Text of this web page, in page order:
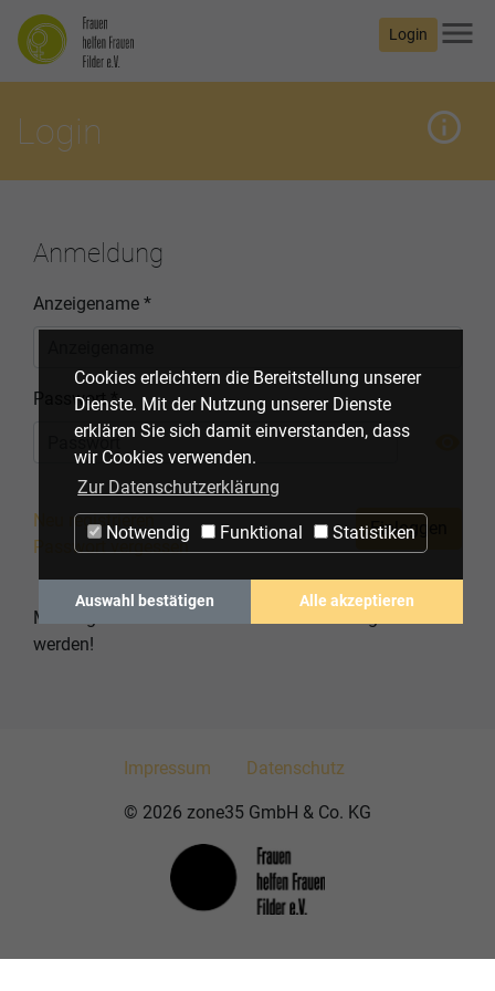
Cookies erleichtern die Bereitstellung unserer
Dienste. Mit der Nutzung unserer Dienste
erklären Sie sich damit einverstanden, dass
wir Cookies verwenden.
Zur Datenschutzerklärung
Notwendig Funktional Statistiken
Auswahl bestätigen Alle akzeptieren
Login menu
Login info_outline
Anmeldung
Anzeigename *
Passwort *
Neu registrieren
Passwort vergessen
Einloggen
Mit "*" gekennzeichnete Felder müssen ausgefüllt
werden!
Impressum Datenschutz
© 2026 zone35 GmbH & Co. KG